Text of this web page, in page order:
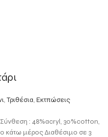
, Τριθέσια, Εκτπώσεις
Σύνθεση : 48%acryl, 30%cotton,
κάτω μέρος Διαθέσιμο σε 3